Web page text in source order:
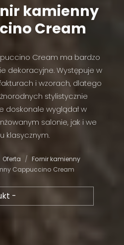
kamienny
Cream
Cream ma bardzo
dekoracyjne. Występuje w
i wzorach, dlatego
stylistycznie
doskonale wyglądał w
salonie, jak i we
klasycznym.
Oferta
Fornir kamienny
Cappuccino Cream